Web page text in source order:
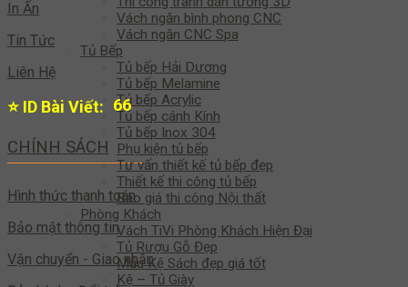
Vách ngăn bình phong CNC
Vách ngăn CNC Spa
Tủ Bếp
Tủ bếp Hải Dương
Tủ bếp Melamine
Tủ bếp Acrylic
Tủ bếp cánh Kính
Tủ bếp Inox 304
Phụ kiện tủ bếp
Tư vấn thiết kế tủ bếp đẹp
Thiết kế thi công tủ bếp
Báo giá thi công Nội thất
Phòng Khách
Vách TiVi Phòng Khách Hiện Đại
Tủ Rượu Gỗ Đẹp
Mẫu Kệ Sách đẹp giá tốt
Kệ – Tủ Giày
In Ấn
Tin Tức
Liên Hệ
⭐ ID Bài Viết: 65
CHÍNH SÁCH
Hình thức thanh toán
Bảo mật thông tin
Vận chuyển - Giao nhận